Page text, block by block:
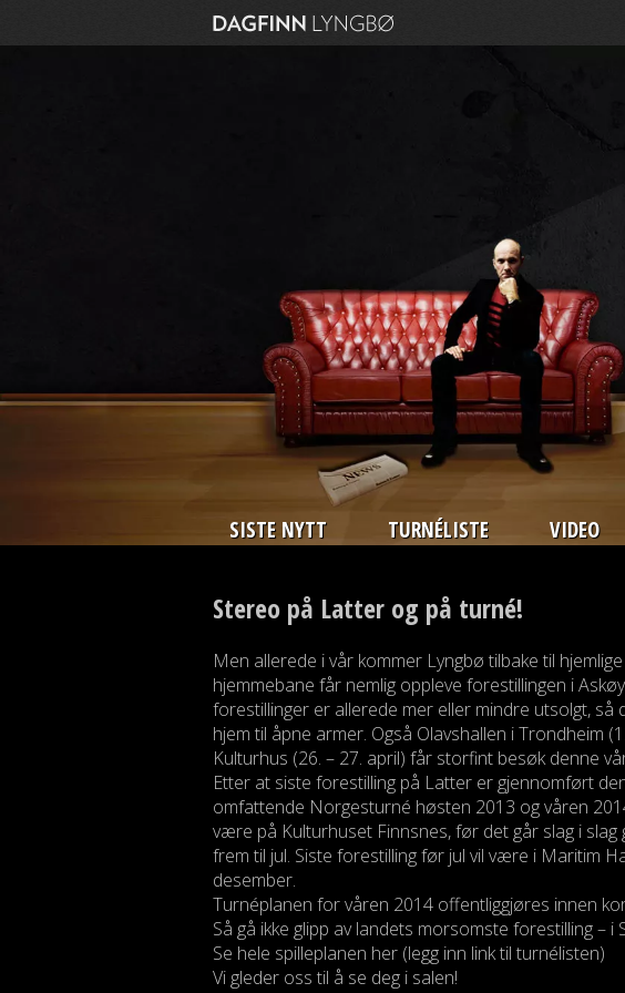
SISTE NYTT TURNÉLISTE VIDEO
Stereo på Latter og på turné!
Men allerede i vår kommer Lyngbø tilbake til
hjemmebane får nemlig oppleve forestillingen i
forestillinger er allerede mer eller mindre utsolgt, så
hjem til åpne armer. Også Olavshallen i Trondheim
Kulturhus (26. – 27. april) får storfint besøk denne
Etter at siste forestilling på Latter er gjennomført
omfattende Norgesturné høsten 2013 og våren
være på Kulturhuset Finnsnes, før det går slag i slag
frem til jul. Siste forestilling før jul vil være i Maritim
desember.
Turnéplanen for våren 2014 offentliggjøres innen
Så gå ikke glipp av landets morsomste forestilling – i
Se hele spilleplanen her (legg inn link til turnélisten)
Vi gleder oss til å se deg i salen!